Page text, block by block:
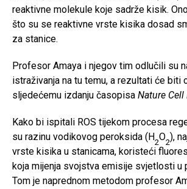
reaktivne molekule koje sadrže kisik.
što su se reaktivne vrste kisika dosad
za stanice.
Profesor Amaya i njegov tim odlučili su
istraživanja na tu temu, a rezultati će biti
sljedećemu izdanju časopisa Nature
Kako bi ispitali ROS tijekom procesa
su razinu vodikovog peroksida (H2O2),
vrste kisika u stanicama, koristeći
koja mijenja svojstva emisije svjetlosti u
Tom je naprednom metodom profesor